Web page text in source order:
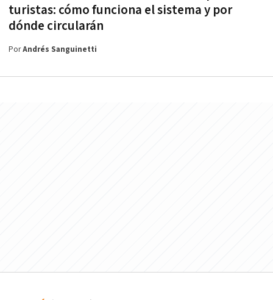
turistas: cómo funciona el sistema y por
dónde circularán
PorAndrés Sanguinetti